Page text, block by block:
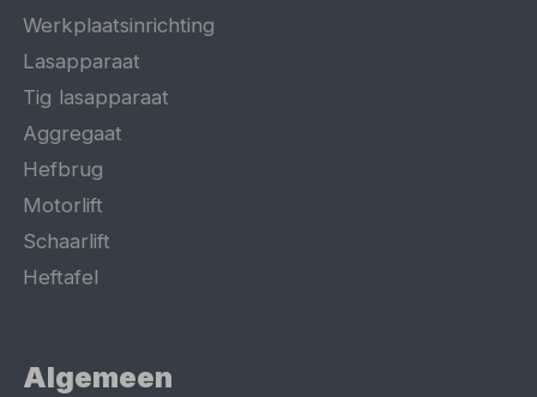
Werkplaatsinrichting
Lasapparaat
Tig lasapparaat
Aggregaat
Hefbrug
Motorlift
Schaarlift
Heftafel
Algemeen